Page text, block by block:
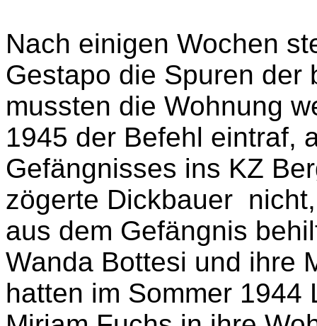
eintrafen, umarmte sie
Dank, ihr seid hier,
Nach einigen Wochen
Gestapo die Spuren der
mussten die Wohnung
1945 der Befehl eintraf,
Gefängnisses ins KZ
zögerteDickbauer nicht,